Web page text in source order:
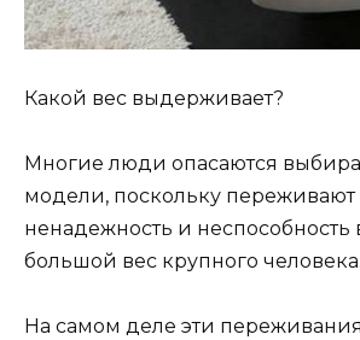
Какой вес выдерживает?
Многие люди опасаются
модели, поскольку переживают
ненадежность и неспособность
большой вес крупного человека.
На самом деле эти